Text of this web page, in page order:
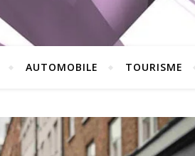
AUTOMOBILE TOURISME